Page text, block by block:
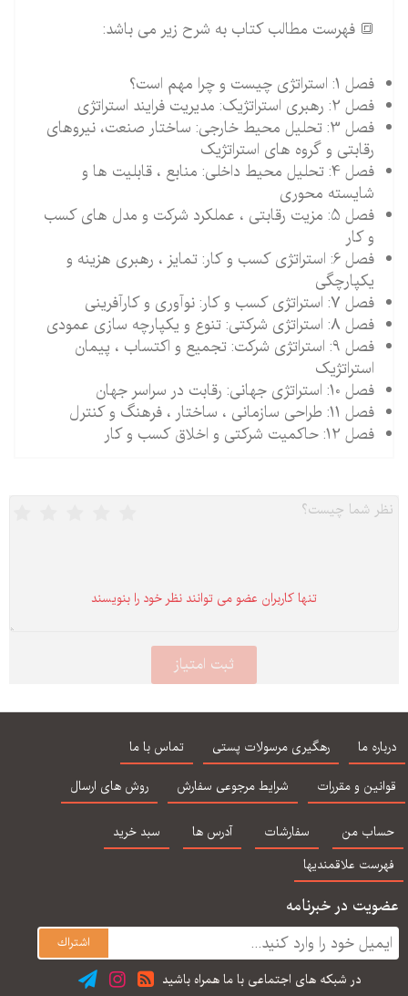
🔳 فهرست مطالب کتاب به شرح زیر می باشد:
فصل 1: استراتژی چیست و چرا مهم است؟
فصل 2: رهبری استراتژیک: مدیریت فرایند استراتژی
فصل 3: تحلیل محیط خارجی: ساختار صنعت، نیروهای
رقابتی و گروه های استراتژیک
فصل 4: تحلیل محیط داخلی: منابع ، قابلیت ها و
شایسته محوری
فصل 5: مزیت رقابتی ، عملکرد شرکت و مدل های کسب
و کار
فصل 6: استراتژی کسب و کار: تمایز ، رهبری هزینه و
یکپارچگی
فصل 7: استراتژی کسب و کار: نوآوری و کارآفرینی
فصل 8: استراتژی شرکتی: تنوع و یکپارچه سازی عمودی
فصل 9: استراتژی شرکت: تجمیع و اکتساب ، پیمان
استراتژیک
فصل 10: استراتژی جهانی: رقابت در سراسر جهان
فصل 11: طراحی سازمانی ، ساختار ، فرهنگ و کنترل
فصل 12: حاکمیت شرکتی و اخلاق کسب و کار
تنها كاربران عضو می توانند نظر خود را بنویسند
درباره ما رهگیری مرسولات پستی
تماس با ما
قوانین و مقررات
شرایط مرجوعی سفارش روش های ارسال
حساب من سفارشات آدرس ها
سبد خرید
فهرست علاقمندیها
عضویت در خبرنامه
در شبكه های اجتماعی با ما همراه باشید